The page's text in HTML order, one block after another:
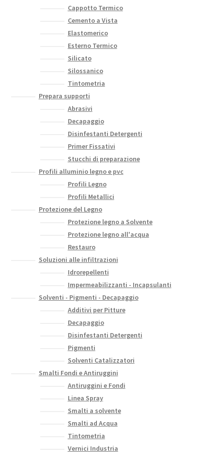
Cappotto Termico
Cemento a Vista
Elastomerico
Esterno Termico
Silicato
Silossanico
Tintometria
Prepara supporti
Abrasivi
Decapaggio
Disinfestanti Detergenti
Primer Fissativi
Stucchi di preparazione
Profili alluminio legno e pvc
Profili Legno
Profili Metallici
Protezione del Legno
Protezione legno a Solvente
Protezione legno all'acqua
Restauro
Soluzioni alle infiltrazioni
Idrorepellenti
Impermeabilizzanti - Incapsulanti
Solventi - Pigmenti - Decapaggio
Additivi per Pitture
Decapaggio
Disinfestanti Detergenti
Pigmenti
Solventi Catalizzatori
Smalti Fondi e Antiruggini
Antiruggini e Fondi
Linea Spray
Smalti a solvente
Smalti ad Acqua
Tintometria
Vernici Industria